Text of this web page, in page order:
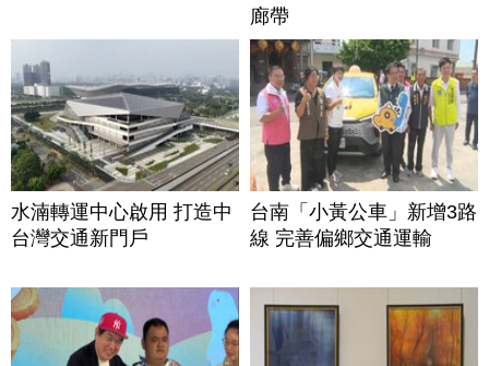
廊帶
水湳轉運中心啟用 打造中
台灣交通新門戶
台南「小黃公車」新增3路
線 完善偏鄉交通運輸